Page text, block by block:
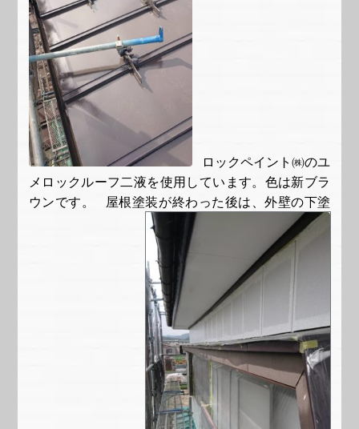
ロックペイント㈱のユ
メロックルーフ二液を使用しています。色は新ブラ
ウンです。 屋根塗装が終わった後は、外壁の下塗